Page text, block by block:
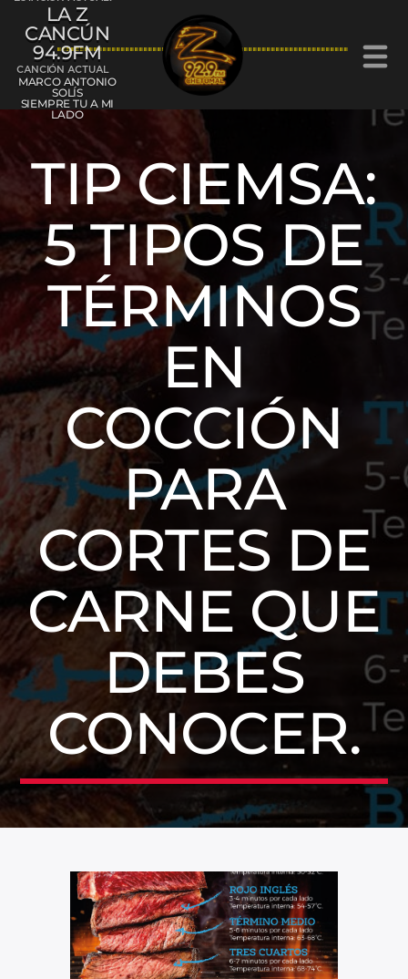
LA Z
CANCÚN
94.9FM
CANCIÓN ACTUAL
MARCO ANTONIO
SOLÍS
SIEMPRE TU A MI
LADO
La Z Cancún 94.9FM
La Z Chetumal 92.9FM
TIP CIEMSA:
5 TIPOS DE
TÉRMINOS
EN
COCCIÓN
PARA
CORTES DE
CARNE QUE
DEBES
CONOCER.